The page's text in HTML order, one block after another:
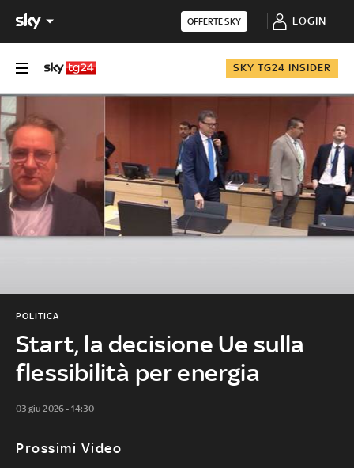
OFFERTE SKY LOGIN
SKY TG24 INSIDER
Start, la decisione Ue sulla
flessibilità per energia
POLITICA
03 giu 2026 - 14:30
Prossimi Video